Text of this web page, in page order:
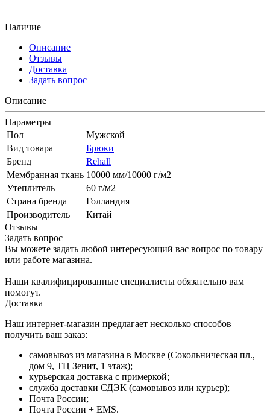
Наличие
Описание
Отзывы
Доставка
Задать вопрос
Описание
Параметры
Пол
Мужской
Вид товара
Брюки
Бренд
Rehall
Мембранная ткань 10000 мм/10000 г/м2
Утеплитель
60 г/м2
Страна бренда
Голландия
Производитель
Китай
Отзывы
Задать вопрос
Вы можете задать любой интересующий вас вопрос по товару
или работе магазина.
Наши квалифицированные специалисты обязательно вам
помогут.
Доставка
Наш интернет-магазин предлагает несколько способов
получить ваш заказ:
самовывоз из магазина в Москве (Сокольническая пл.,
дом 9, ТЦ Зенит, 1 этаж);
курьерская доставка с примеркой;
служба доставки СДЭК (самовывоз или курьер);
Почта России;
Почта России + EMS.